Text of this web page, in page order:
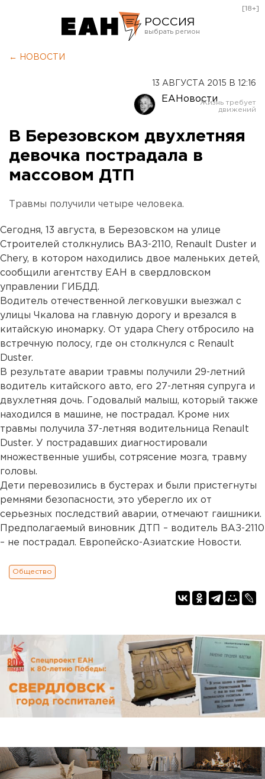
РОССИЯ
Оренбург
[18+]
← НОВОСТИ
13 АВГУСТА 2015 В 12:16
ЕАНовости
В Березовском двухлетняя
девочка пострадала в
массовом ДТП
Травмы получили четыре человека.
Сегодня, 13 августа, в Березовском на улице
Строителей столкнулись ВАЗ-2110, Renault Duster и
Chery, в котором находились двое маленьких детей,
сообщили агентству ЕАН в свердловском
управлении ГИБДД.
Водитель отечественной легковушки выезжал с
улицы Чкалова на главную дорогу и врезался в
китайскую иномарку. От удара Chery отбросило на
встречную полосу, где он столкнулся с Renault
Duster.
В результате аварии травмы получили 29-летний
водитель китайского авто, его 27-летняя супруга и
двухлетняя дочь. Годовалый малыш, который также
находился в машине, не пострадал. Кроме них
травмы получила 37-летняя водительница Renault
Duster. У пострадавших диагностировали
множественные ушибы, сотрясение мозга, травму
головы.
Дети перевозились в бустерах и были пристегнуты
ремнями безопасности, это уберегло их от
серьезных последствий аварии, отмечают гаишники.
Предполагаемый виновник ДТП – водитель ВАЗ-2110
– не пострадал. Европейско-Азиатские Новости.
Общество